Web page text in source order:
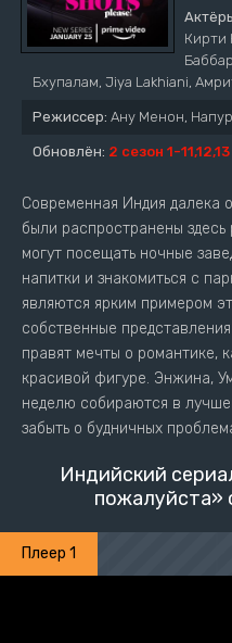
Кирти
Бхупалам, Jiya Lakhiani,
Режиссер: Ану Менон,
Обновлён: 2 сезон 1-
Современная Индия далека
были распространены
могут посещать ночные
напитки и знакомиться с
являются ярким примером
собственные
правят мечты о романтике,
красивой фигуре. Энжина,
неделю собираются в
забыть о будничных
Индийский
пожалуйста»
Плеер 1